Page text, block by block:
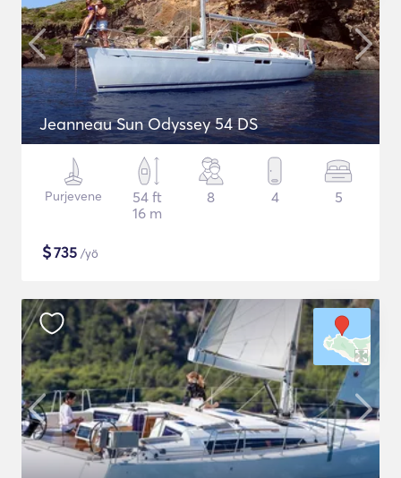
Jeanneau Sun Odyssey 54 DS
Purjevene
54 ft
16 m
8 4 5
$735 /yö